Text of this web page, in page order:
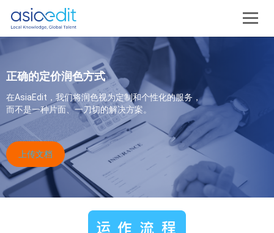
正确的定价润色方式
在AsiaEdit，我们将润色视为定制和个性化的服务，
而不是一种片面、一刀切的解决方案。
上传文档